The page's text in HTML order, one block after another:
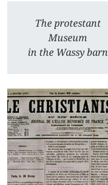
The protestant
Museum
in the Wassy barn